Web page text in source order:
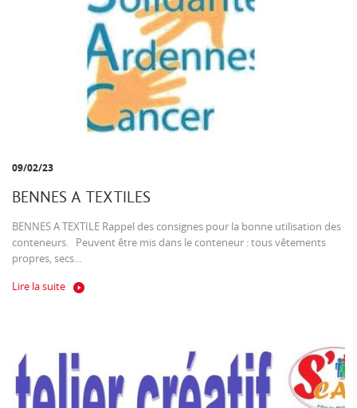
09/02/23
BENNES A TEXTILES
BENNES A TEXTILE Rappel des consignes pour la bonne utilisation des
conteneurs. Peuvent être mis dans le conteneur : tous vêtements
propres, secs...
Lire la suite